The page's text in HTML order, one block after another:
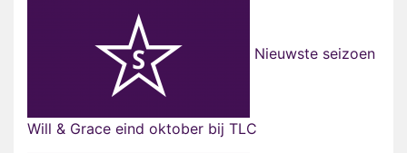
Nieuwste seizoen
Will & Grace eind oktober bij TLC